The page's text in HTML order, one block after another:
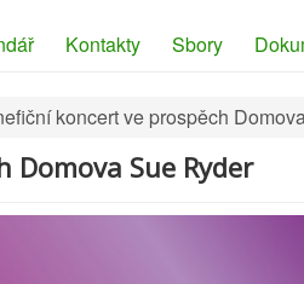
Kontakty Sbory
koncert ve prospěch
Domova Sue Ryder